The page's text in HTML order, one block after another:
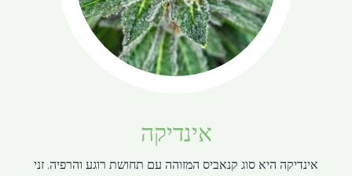
אינדיקה
אינדיקה היא סוג קנאביס המזוהה עם תחושת רוגע והרפיה. זני